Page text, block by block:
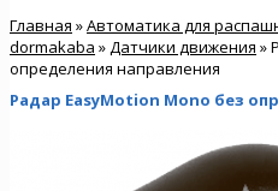
Главная »Автоматика для
dormakaba » Датчики движения »
определения направления
Радар EasyMotion Mono без